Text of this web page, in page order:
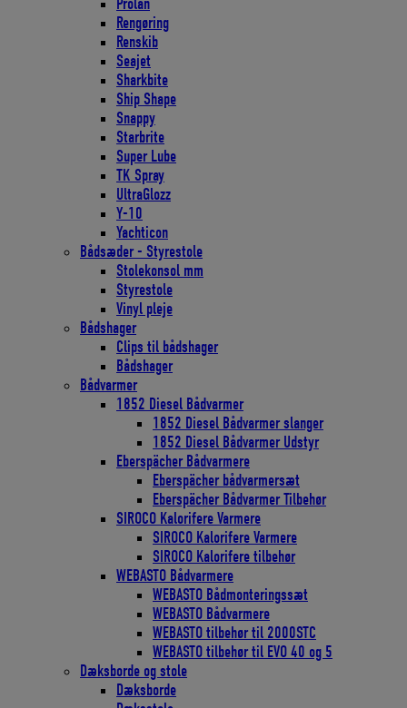
Prolan
Rengøring
Renskib
Seajet
Sharkbite
Ship Shape
Snappy
Starbrite
Super Lube
TK Spray
UltraGlozz
Y-10
Yachticon
Bådsæder - Styrestole
Stolekonsol mm
Styrestole
Vinyl pleje
Bådshager
Clips til bådshager
Bådshager
Bådvarmer
1852 Diesel Bådvarmer
1852 Diesel Bådvarmer slanger
1852 Diesel Bådvarmer Udstyr
Eberspächer Bådvarmere
Eberspächer bådvarmersæt
Eberspächer Bådvarmer Tilbehør
SIROCO Kalorifere Varmere
SIROCO Kalorifere Varmere
SIROCO Kalorifere tilbehør
WEBASTO Bådvarmere
WEBASTO Bådmonteringssæt
WEBASTO Bådvarmere
WEBASTO tilbehør til 2000STC
WEBASTO tilbehør til EVO 40 og 5
Dæksborde og stole
Dæksborde